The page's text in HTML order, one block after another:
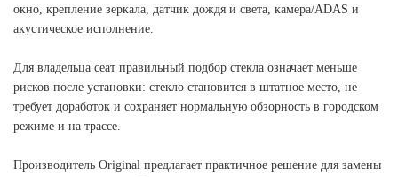
окно, крепление зеркала, датчик дождя и света, камера/ADAS и
акустическое исполнение.
Для владельца сеат правильный подбор стекла означает меньше
рисков после установки: стекло становится в штатное место, не
требует доработок и сохраняет нормальную обзорность в городском
режиме и на трассе.
Производитель Original предлагает практичное решение для замены